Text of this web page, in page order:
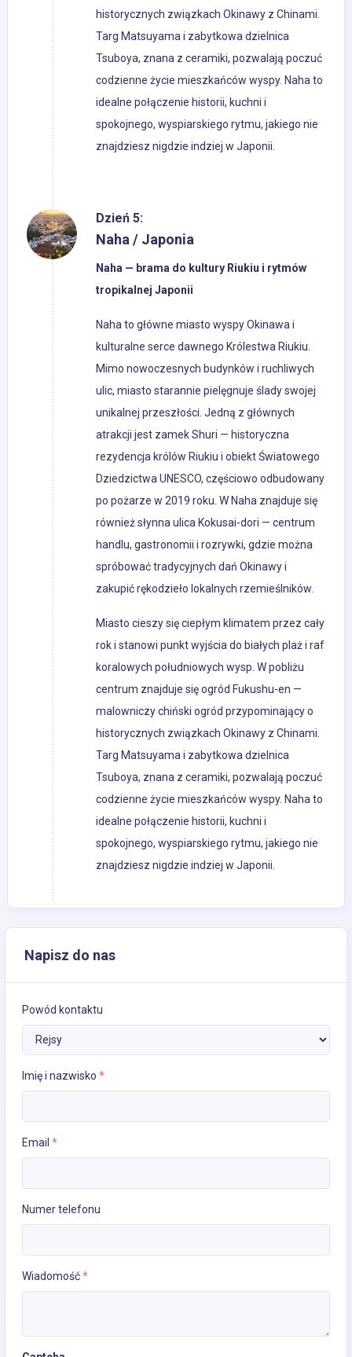
historycznych związkach Okinawy z Chinami.
Targ Matsuyama i zabytkowa dzielnica
Tsuboya, znana z ceramiki, pozwalają poczuć
codzienne życie mieszkańców wyspy. Naha to
idealne połączenie historii, kuchni i
spokojnego, wyspiarskiego rytmu, jakiego nie
znajdziesz nigdzie indziej w Japonii.
Dzień 5:
Naha / Japonia
Naha — brama do kultury Riukiu i rytmów
tropikalnej Japonii
Naha to główne miasto wyspy Okinawa i
kulturalne serce dawnego Królestwa Riukiu.
Mimo nowoczesnych budynków i ruchliwych
ulic, miasto starannie pielęgnuje ślady swojej
unikalnej przeszłości. Jedną z głównych
atrakcji jest zamek Shuri — historyczna
rezydencja królów Riukiu i obiekt Światowego
Dziedzictwa UNESCO, częściowo odbudowany
po pożarze w 2019 roku. W Naha znajduje się
również słynna ulica Kokusai-dori — centrum
handlu, gastronomii i rozrywki, gdzie można
spróbować tradycyjnych dań Okinawy i
zakupić rękodzieło lokalnych rzemieślników.
Miasto cieszy się ciepłym klimatem przez cały
rok i stanowi punkt wyjścia do białych plaż i raf
koralowych południowych wysp. W pobliżu
centrum znajduje się ogród Fukushu-en —
malowniczy chiński ogród przypominający o
historycznych związkach Okinawy z Chinami.
Targ Matsuyama i zabytkowa dzielnica
Tsuboya, znana z ceramiki, pozwalają poczuć
codzienne życie mieszkańców wyspy. Naha to
idealne połączenie historii, kuchni i
spokojnego, wyspiarskiego rytmu, jakiego nie
znajdziesz nigdzie indziej w Japonii.
Napisz do nas
Powód kontaktu
Imię i nazwisko *
Email *
Numer telefonu
Wiadomość*